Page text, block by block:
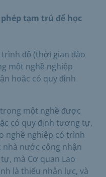
tạm trú để học
độ (thời gian đào
một nghề nghiệp
hoặc có quy định
một nghề được
có quy định tương tự,
nghề nghiệp có trình
nước công nhận
mà Cơ quan Lao
là thiếu nhân lực, và